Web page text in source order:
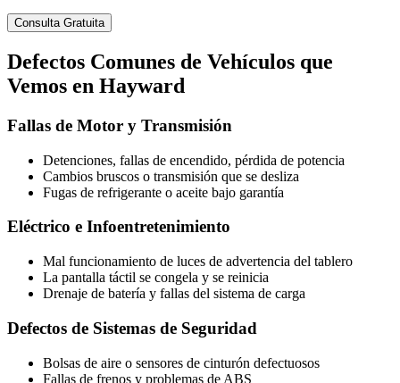
Consulta Gratuita
Defectos Comunes de Vehículos que
Vemos en Hayward
Fallas de Motor y Transmisión
Detenciones, fallas de encendido, pérdida de potencia
Cambios bruscos o transmisión que se desliza
Fugas de refrigerante o aceite bajo garantía
Eléctrico e Infoentretenimiento
Mal funcionamiento de luces de advertencia del tablero
La pantalla táctil se congela y se reinicia
Drenaje de batería y fallas del sistema de carga
Defectos de Sistemas de Seguridad
Bolsas de aire o sensores de cinturón defectuosos
Fallas de frenos y problemas de ABS